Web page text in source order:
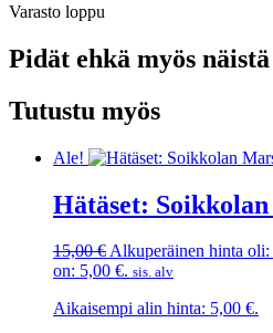
Varasto loppu
Pidät ehkä myös näistä
Tutustu myös
Ale!
Hätäset:
15,00€Alkuperäinen hinta oli:
on: 5,00 €. sis. alv
Aikaisempi alin hinta: 5,00 €.